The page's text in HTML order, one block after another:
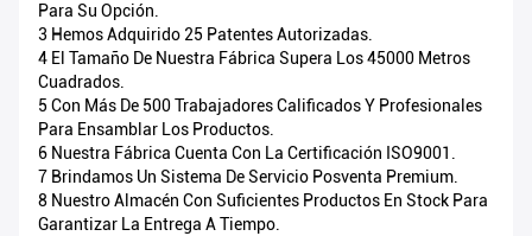
Para Su Opción.
3 Hemos Adquirido 25 Patentes Autorizadas.
4 El Tamaño De Nuestra Fábrica Supera Los 45000 Metros
Cuadrados.
5 Con Más De 500 Trabajadores Calificados Y Profesionales
Para Ensamblar Los Productos.
6 Nuestra Fábrica Cuenta Con La Certificación ISO9001.
7 Brindamos Un Sistema De Servicio Posventa Premium.
8 Nuestro Almacén Con Suficientes Productos En Stock Para
Garantizar La Entrega A Tiempo.